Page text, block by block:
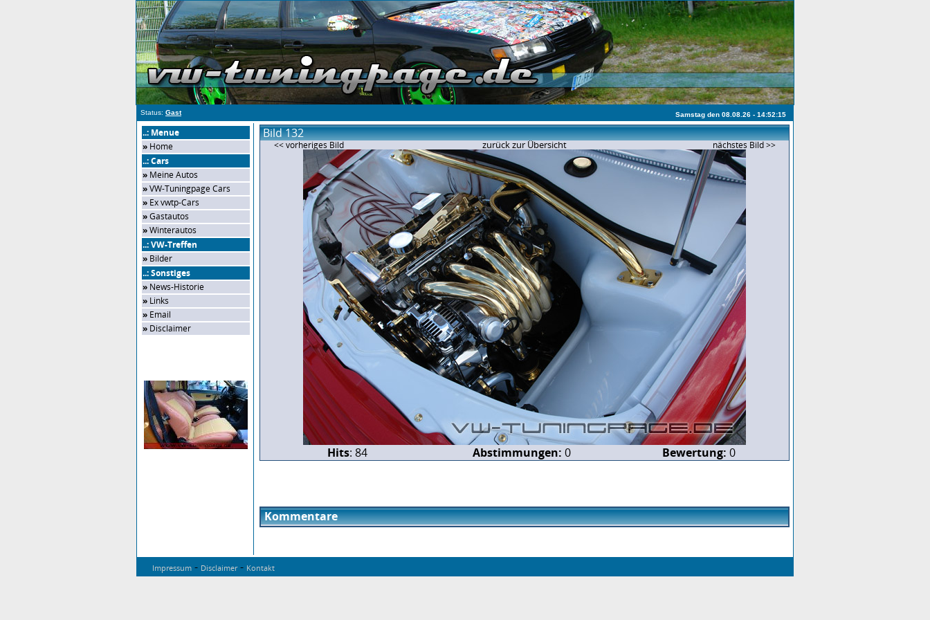
Status: Gast Samstag den 08.08.26 - 14:52:15
..: Menue
» Home
..: Cars
» Meine Autos
»VW-Tuningpage Cars
» Ex vwtp-Cars
»Gastautos
»Winterautos
..: VW-Treffen
» Bilder
..: Sonstiges
» News-Historie
» Links
» Email
» Disclaimer
Bild 132
<< vorheriges Bild zurück zur Übersicht nächstes Bild >>
Hits: 84 Abstimmungen: 0 Bewertung: 0
Kommentare
Impressum - Disclaimer- Kontakt